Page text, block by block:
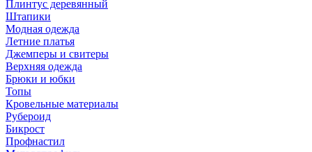
Плинтус деревянный
Штапики
Модная одежда
Летние платья
Джемперы и свитеры
Верхняя одежда
Брюки и юбки
Топы
Кровельные материалы
Рубероид
Бикрост
Профнастил